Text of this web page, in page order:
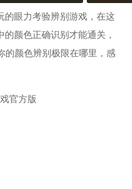
的眼力考验辨别游戏，在这
颜色正确识别才能通关，
的颜色辨别极限在哪里，感